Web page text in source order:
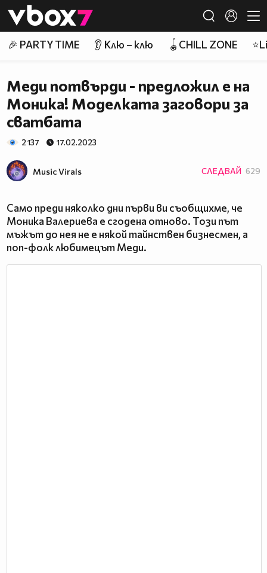
👾
🎉 PARTY TIME 👂 Клю – клю 🪀CHILL ZONE
Меди потвърди - предложил е на
Моника! Моделката заговори за
сватбата
2 137 17.02.2023
Music Virals СЛЕДВАЙ 629
Само преди няколко дни първи ви съобщихме, че
Моника Валериева е сгодена отново. Този път
мъжът до нея не е някой тайнствен бизнесмен, а
поп-фолк любимецът Меди.